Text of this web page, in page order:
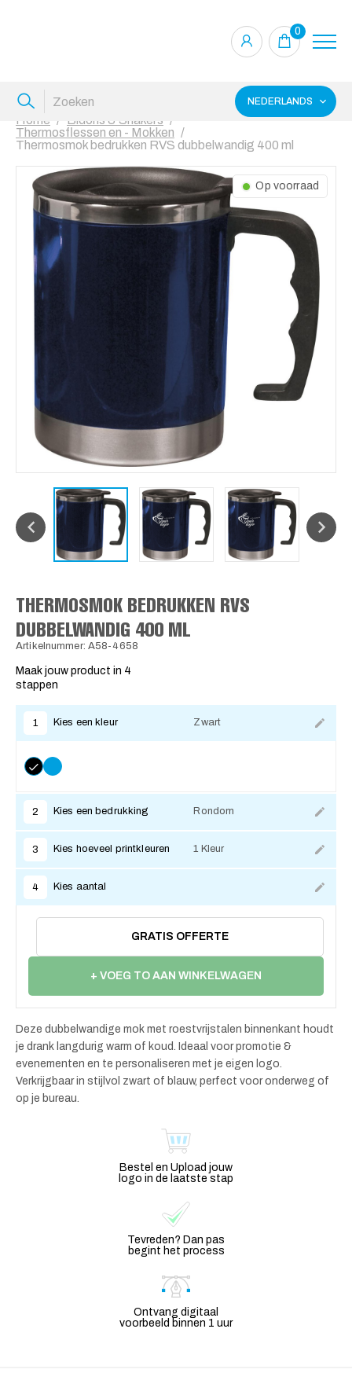
0
NEDERLANDS
Home
Bidons & Shakers
Thermosflessen en - Mokken
Thermosmok bedrukken RVS dubbelwandig 400 ml
Op voorraad
THERMOSMOK BEDRUKKEN RVS
DUBBELWANDIG 400 ML
Artikelnummer: A58-4658
Maak jouw product in 4
stappen
1 Kies een kleur Zwart
2 Kies een bedrukking Rondom
3 Kies hoeveel printkleuren 1 Kleur
4 Kies aantal
GRATIS OFFERTE
+ VOEG TO AAN WINKELWAGEN
Deze dubbelwandige mok met roestvrijstalen binnenkant houdt
je drank langdurig warm of koud. Ideaal voor promotie &
evenementen en te personaliseren met je eigen logo.
Verkrijgbaar in stijlvol zwart of blauw, perfect voor onderweg of
op je bureau.
Bestel en Upload jouw
logo in de laatste stap
Tevreden? Dan pas
begint het process
Ontvang digitaal
voorbeeld binnen 1 uur